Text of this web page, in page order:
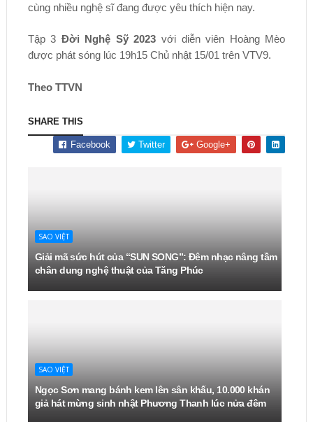
cùng nhiều nghệ sĩ đang được yêu thích hiện nay.
Tập 3 Đời Nghệ Sỹ 2023 với diễn viên Hoàng Mèo
được phát sóng lúc 19h15 Chủ nhật 15/01 trên VTV9.
Theo TTVN
SHARE THIS
Facebook Twitter Google+
SAO VIỆT
Giải mã sức hút của “SUN SONG”: Đêm nhạc nâng tầm
chân dung nghệ thuật của Tăng Phúc
SAO VIỆT
Ngọc Sơn mang bánh kem lên sân khấu, 10.000 khán
giả hát mừng sinh nhật Phương Thanh lúc nửa đêm